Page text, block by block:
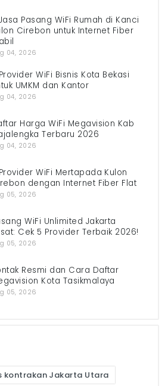
Pasang WiFi Rumah di Kanci
Cirebon untuk Internet Fiber
04, 2026
WiFi Bisnis Kota Bekasi
UMKM dan Kantor
04, 2026
Harga WiFi Megavision Kab
Terbaru 2026
04, 2026
WiFi Mertapada Kulon
dengan Internet Fiber Flat
05, 2026
WiFi Unlimited Jakarta
Cek 5 Provider Terbaik 2026!
05, 2026
Resmi dan Cara Daftar
Kota Tasikmalaya
05, 2026
kontrakan Jakarta Utara